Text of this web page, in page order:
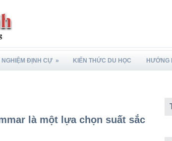
NGHIỆM ĐỊNH CỰ » KIẾN THỨC DU HỌC HƯỚNG
là một lựa chọn suất sắc